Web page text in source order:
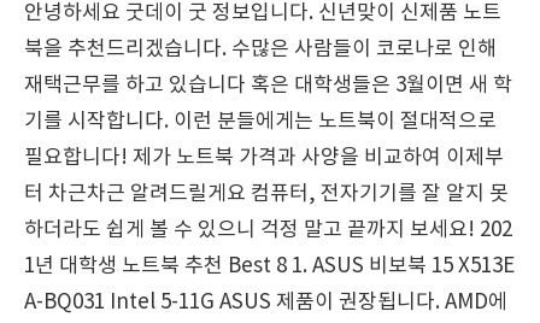
안녕하세요 굿데이 굿 정보입니다. 신년맞이 신제품 노트
북을 추천드리겠습니다. 수많은 사람들이 코로나로 인해
재택근무를 하고 있습니다 혹은 대학생들은 3월이면 새 학
기를 시작합니다. 이런 분들에게는 노트북이 절대적으로
필요합니다! 제가 노트북 가격과 사양을 비교하여 이제부
터 차근차근 알려드릴게요 컴퓨터, 전자기기를 잘 알지 못
하더라도 쉽게 볼 수 있으니 걱정 말고 끝까지 보세요! 202
1년 대학생 노트북 추천 Best 8 1. ASUS 비보북 15 X513E
A-BQ031 Intel 5-11G ASUS 제품이 권장됩니다. AMD에